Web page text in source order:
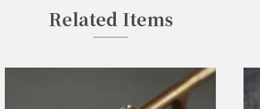
Related Items